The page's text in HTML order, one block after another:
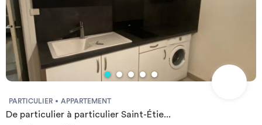
PARTICULIER APPARTEMENT
De particulier à particulier Saint-Étie...